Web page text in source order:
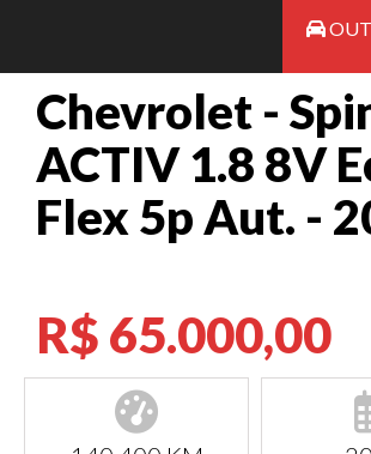
Chevrolet -
ACTIV 1.8 8V
Flex 5p Aut. -
R$ 65.000,00